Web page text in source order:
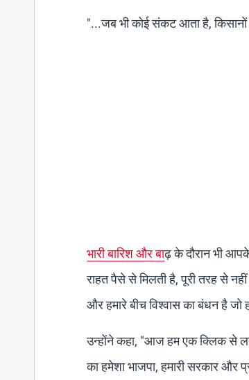
"...जब भी कोई संकट आता है, किसानों
भारी बारिश और बाढ़ के दौरान भी
राहत पैसे से मिलती है, पूरी तरह से
और हमारे बीच विश्वास का बंधन है
उन्होंने कहा, "आज हम एक क्लिक से
का हमेशा भाजपा, हमारी सरकार और